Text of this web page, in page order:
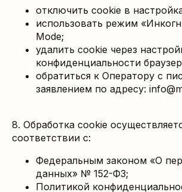
отключить cookie в
использовать режим
Mode;
удалить cookie через
конфиденциальности
обратиться к Оператору с
заявлением по адресу:
8. Обработка cookie
соответствии с:
Федеральным законом «О
данных» № 152-ФЗ;
Политикой